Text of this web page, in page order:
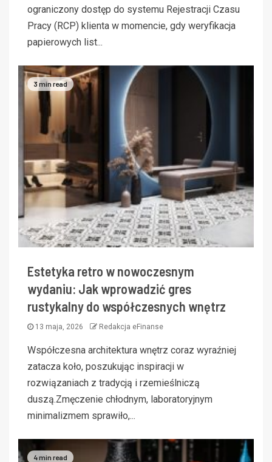
ograniczony dostęp do systemu Rejestracji Czasu
Pracy (RCP) klienta w momencie, gdy weryfikacja
papierowych list...
3 min read
Estetyka retro w nowoczesnym
wydaniu: Jak wprowadzić gres
rustykalny do współczesnych wnętrz
13 maja, 2026 Redakcja eFinanse
Współczesna architektura wnętrz coraz wyraźniej
zatacza koło, poszukując inspiracji w
rozwiązaniach z tradycją i rzemieślniczą
duszą.Zmęczenie chłodnym, laboratoryjnym
minimalizmem sprawiło,...
4 min read